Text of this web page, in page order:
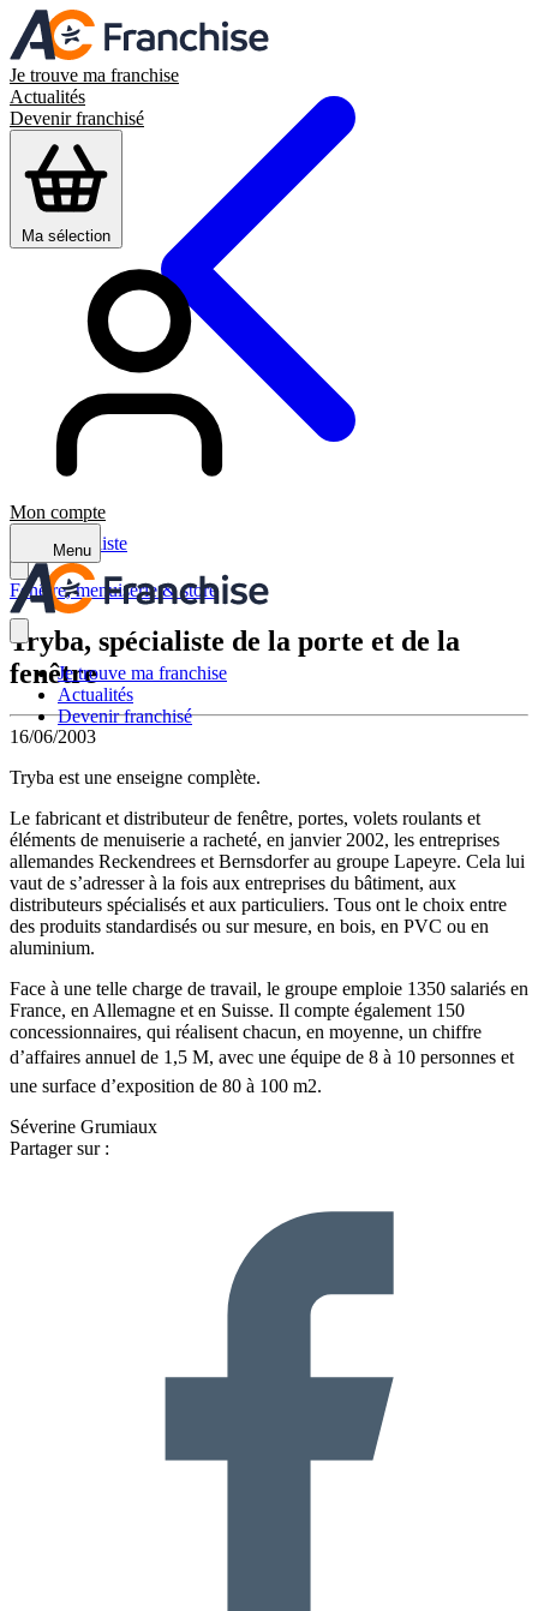
Je trouve ma franchise
Actualités
Devenir franchisé
Ma sélection
Mon compte
Menu
Je trouve ma franchise
Actualités
Devenir franchisé
Retour à la liste
Fenêtre, menuiserie & store
Tryba, spécialiste de la porte et de la
fenêtre
16/06/2003
Tryba est une enseigne complète.
Le fabricant et distributeur de fenêtre, portes, volets roulants et
éléments de menuiserie a racheté, en janvier 2002, les entreprises
allemandes Reckendrees et Bernsdorfer au groupe Lapeyre. Cela lui
vaut de s’adresser à la fois aux entreprises du bâtiment, aux
distributeurs spécialisés et aux particuliers. Tous ont le choix entre
des produits standardisés ou sur mesure, en bois, en PVC ou en
aluminium.
Face à une telle charge de travail, le groupe emploie 1350 salariés en
France, en Allemagne et en Suisse. Il compte également 150
concessionnaires, qui réalisent chacun, en moyenne, un chiffre
d’affaires annuel de 1,5 M, avec une équipe de 8 à 10 personnes et
une surface d’exposition de 80 à 100 m2.
Séverine Grumiaux
Partager sur :